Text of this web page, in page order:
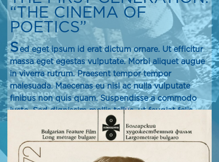
“THE CINEMA OF
POETICS”
Sed eget ipsum id erat dictum ornare. Ut efficitur
massa eget egestas vulputate. Morbi aliquet augue
in viverra rutrum. Praesent tempor tempor
malesuada. Maecenas eu nisl ac nulla vulputate
finibus non quis quam. Suspendisse a commodo
justo. Sed dignissim mollis tellus, ut feugiat felis